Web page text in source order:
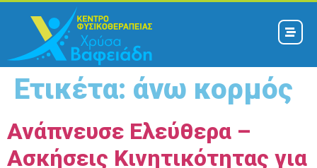
Ετικέτα: άνω κορμός
Ανάπνευσε Ελεύθερα –
Ασκήσεις Κινητικότητας για